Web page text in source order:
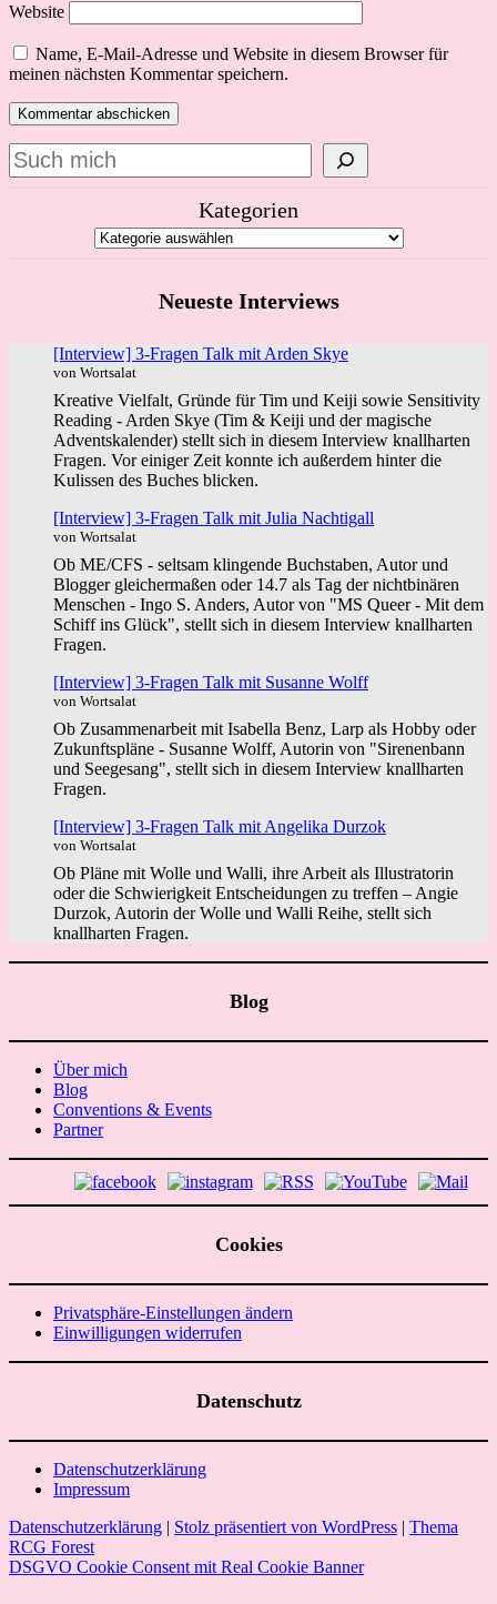
Website
Name, E-Mail-Adresse und Website in diesem Browser für
meinen nächsten Kommentar speichern.
Suchen
Kategorien
Neueste Interviews
[Interview] 3-Fragen Talk mit Arden Skye
von Wortsalat
Kreative Vielfalt, Gründe für Tim und Keiji sowie Sensitivity
Reading - Arden Skye (Tim & Keiji und der magische
Adventskalender) stellt sich in diesem Interview knallharten
Fragen. Vor einiger Zeit konnte ich außerdem hinter die
Kulissen des Buches blicken.
[Interview] 3-Fragen Talk mit Julia Nachtigall
von Wortsalat
Ob ME/CFS - seltsam klingende Buchstaben, Autor und
Blogger gleichermaßen oder 14.7 als Tag der nichtbinären
Menschen - Ingo S. Anders, Autor von "MS Queer - Mit dem
Schiff ins Glück", stellt sich in diesem Interview knallharten
Fragen.
[Interview] 3-Fragen Talk mit Susanne Wolff
von Wortsalat
Ob Zusammenarbeit mit Isabella Benz, Larp als Hobby oder
Zukunftspläne - Susanne Wolff, Autorin von "Sirenenbann
und Seegesang", stellt sich in diesem Interview knallharten
Fragen.
[Interview] 3-Fragen Talk mit Angelika Durzok
von Wortsalat
Ob Pläne mit Wolle und Walli, ihre Arbeit als Illustratorin
oder die Schwierigkeit Entscheidungen zu treffen – Angie
Durzok, Autorin der Wolle und Walli Reihe, stellt sich
knallharten Fragen.
Blog
Über mich
Blog
Conventions & Events
Partner
Cookies
Privatsphäre-Einstellungen ändern
Einwilligungen widerrufen
Datenschutz
Datenschutzerklärung
Impressum
Datenschutzerklärung | Stolz präsentiert von WordPress | Thema
RCG Forest
DSGVO Cookie Consent mit Real Cookie Banner